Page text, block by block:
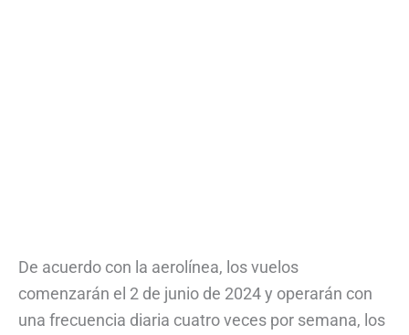
De acuerdo con la aerolínea, los vuelos
comenzarán el 2 de junio de 2024 y operarán con
una frecuencia diaria cuatro veces por semana, los